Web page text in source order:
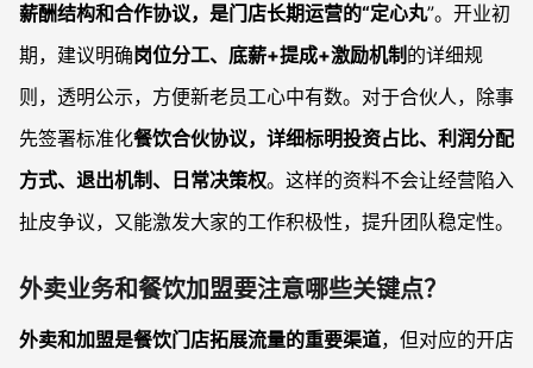
薪酬结构和合作协议，是门店长期运营的“定心丸”。开业初
期，建议明确岗位分工、底薪+提成+激励机制 的详细规
则，透明公示，方便新老员工心中有数。对于合伙人，除事
先签署标准化餐饮合伙协议，详细标明投资占比、利润分配
方式、退出机制、日常决策权。这样的资料不会让经营陷入
扯皮争议，又能激发大家的工作积极性，提升团队稳定性。
外卖业务和餐饮加盟要注意哪些关键点？
外卖和加盟是餐饮门店拓展流量的重要渠道，但对应的开店